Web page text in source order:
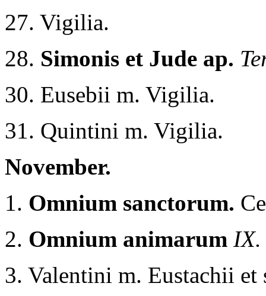
27. Vigilia.
28. Simonis et Jude ap.
30. Eusebii m. Vigilia.
31. Quintini m. Vigilia.
November.
1. Omnium sanctorum.
2. Omnium animarum IX.
3. Valentini m. Eustachii